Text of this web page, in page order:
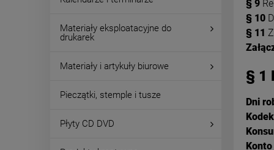
Materiały eksploatacyjne do
drukarek
Materiały i artykuły biurowe
Pieczątki, stemple i tusze
Płyty CD DVD
§ 9
§ 10
§ 11
§ 1
Dni
Konto